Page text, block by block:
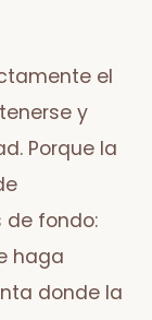
el
y
Porque la
de fondo:
haga
donde la